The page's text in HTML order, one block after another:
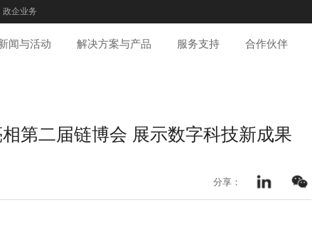
政企业务
闻与活动 解决方案与产品 服务支持 合作伙伴
第二届链博会 展示数字科技新成果
分享：